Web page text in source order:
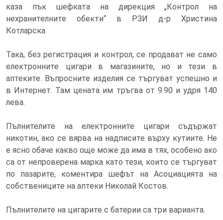
каза пък шефката на дирекция „Контрол на
нехранителните обекти“ в РЗИ д-р Христина
Котларска.
Така, без регистрация и контрол, се продават не само
електронните цигари в магазините, но и тези в
аптеките. Въпросните изделия се търгуват успешно и
в Интернет. Там цената им тръгва от 9.90 и удря 140
лева.
Пълнителите на електронните цигари съдържат
никотин, ако се вярва на надписите върху кутиите. Не
е ясно обаче какво още може да има в тях, особено ако
са от непроверена марка като тези, които се търгуват
по пазарите, коментира шефът на Асоциацията на
собствениците на аптеки Николай Костов.
Пълнителите на цигарите с батерии са три варианта.